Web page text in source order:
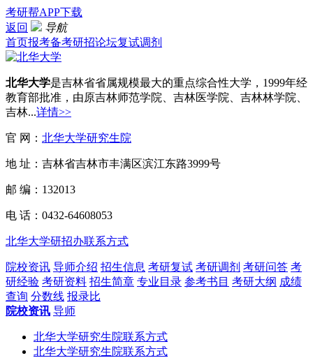
考研帮APP下载
返回
导航
首页报考备考研招论坛复试调剂
北华大学是吉林省省属规模最大的重点综合性大学，1999年经
教育部批准，由原吉林师范学院、吉林医学院、吉林林学院、
吉林...详情>>
官 网： 北华大学研究生院
地 址：吉林省吉林市丰满区滨江东路3999号
邮 编：132013
电 话：0432-64608053
北华大学研招办联系方式
院校资讯 导师介绍 招生信息 考研复试 考研调剂 考研问答 考
研经验 考研资料 招生简章 专业目录 参考书目 考研大纲 成绩
查询 分数线 报录比
院校资讯 导师
北华大学研究生院联系方式
北华大学研究生院联系方式